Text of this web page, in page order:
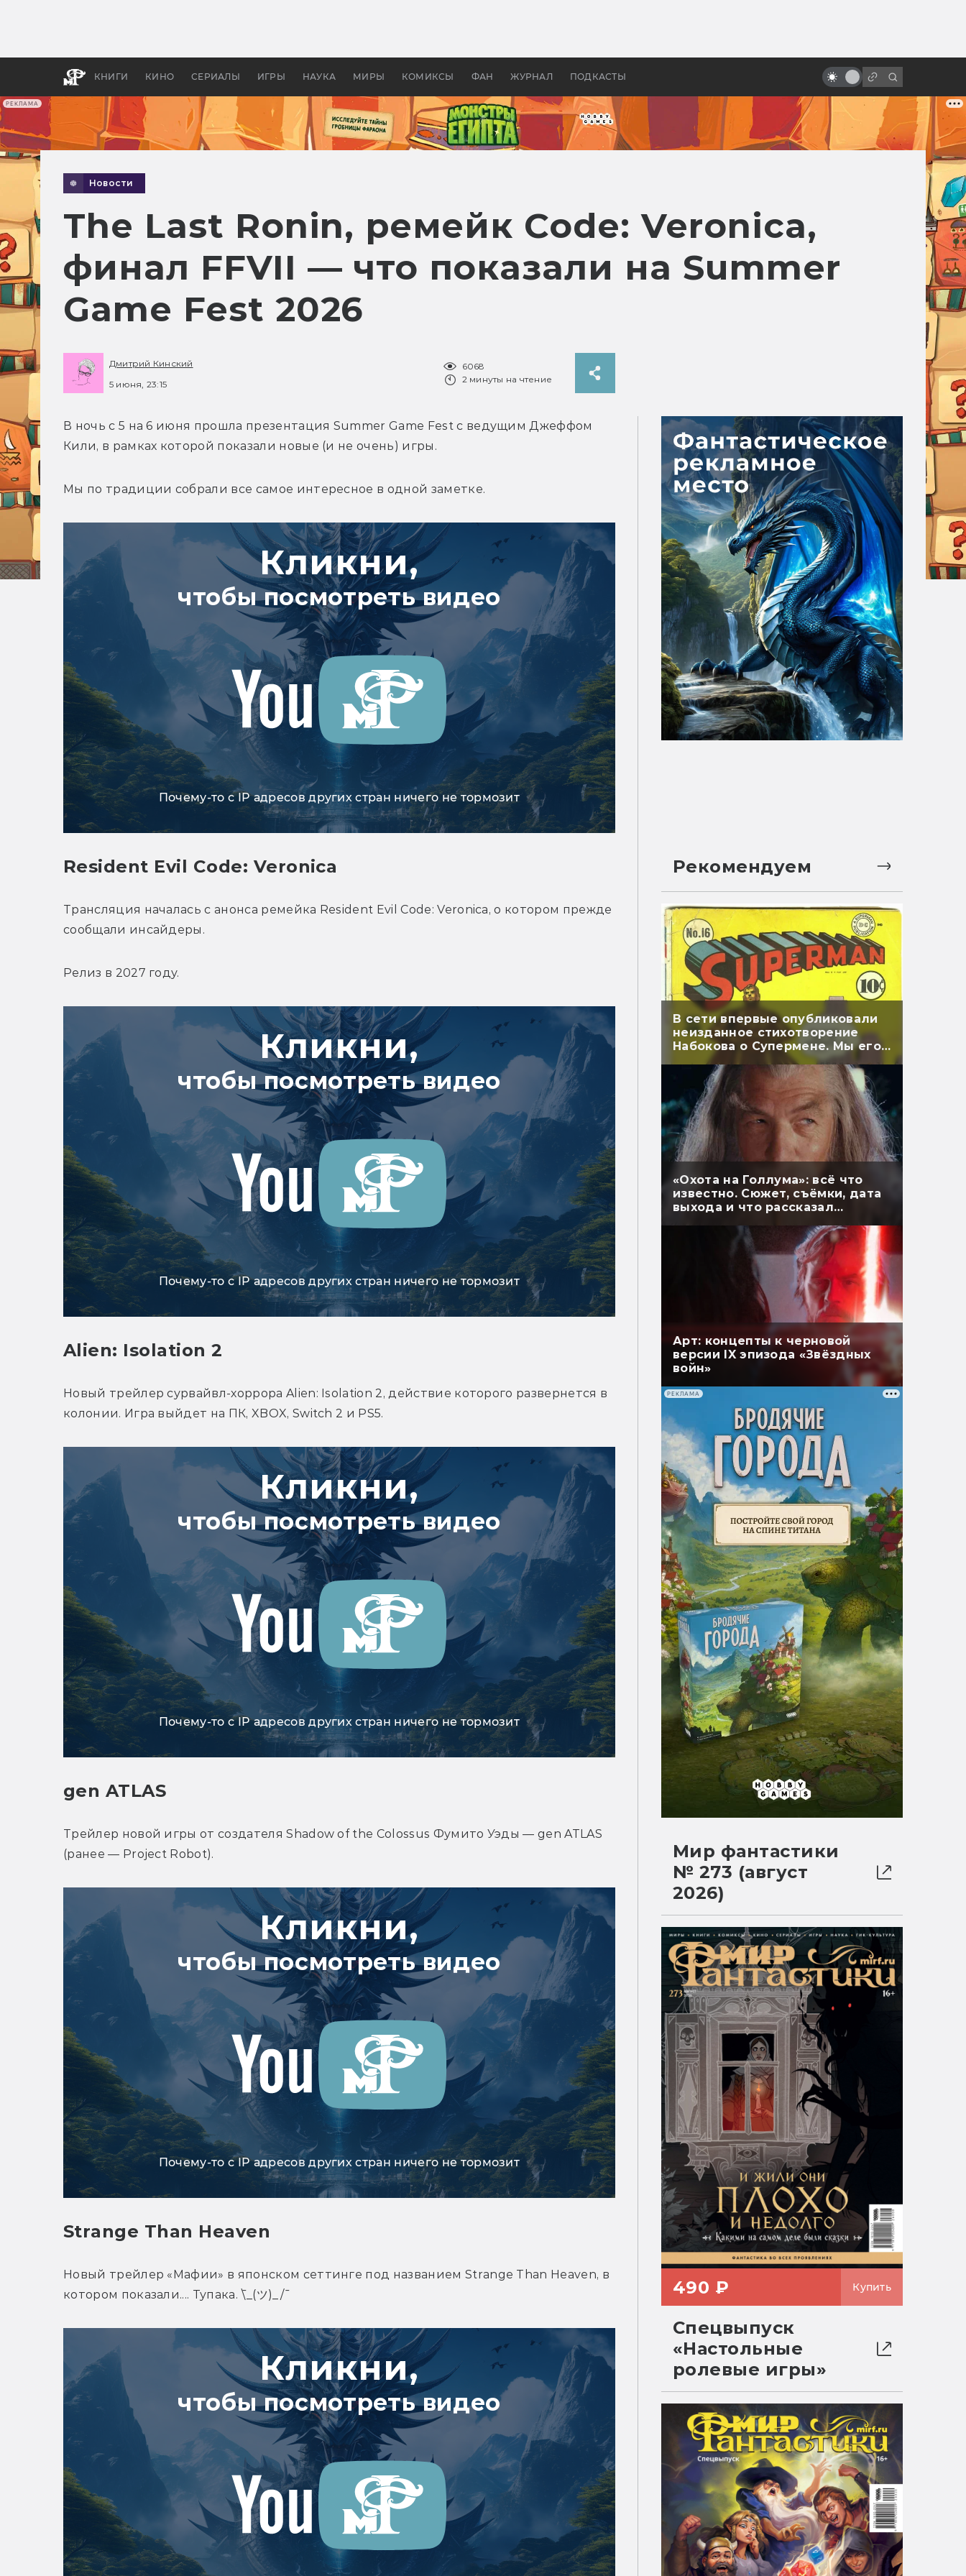
РЕКЛАМА
КНИГИ КИНО СЕРИАЛЫ ИГРЫ НАУКА МИРЫ КОМИКСЫ ФАН ЖУРНАЛ ПОДКАСТЫ
апокалипсис, в России —
бы «Властелина колец»
Сатана и Эминем
Новости
The Last Ronin, ремейк Code: Veronica,
финал FFVII — что показали на Summer
Game Fest 2026
Дмитрий Кинский
5 июня, 23:15
6068
2 минуты на чтение
В ночь с 5 на 6 июня прошла презентация Summer Game Fest с ведущим Джеффом
Кили, в рамках которой показали новые (и не очень) игры.
Мы по традиции собрали все самое интересное в одной заметке.
Кликни,
чтобы посмотреть видео
Почему-то с IP адресов других стран ничего не тормозит
Resident Evil Code: Veronica
Трансляция началась с анонса ремейка Resident Evil Code: Veronica, о котором прежде
сообщали инсайдеры.
Релиз в 2027 году.
Кликни,
чтобы посмотреть видео
Почему-то с IP адресов других стран ничего не тормозит
Alien: Isolation 2
Новый трейлер сурвайвл-хоррора Alien: Isolation 2, действие которого развернется в
колонии. Игра выйдет на ПК, XBOX, Switch 2 и PS5.
Кликни,
чтобы посмотреть видео
Почему-то с IP адресов других стран ничего не тормозит
gen ATLAS
Трейлер новой игры от создателя Shadow of the Colossus Фумито Уэды — gen ATLAS
(ранее — Project Robot).
Кликни,
чтобы посмотреть видео
Почему-то с IP адресов других стран ничего не тормозит
Strange Than Heaven
Новый трейлер «Мафии» в японском сеттинге под названием Strange Than Heaven, в
котором показали.... Тупака. ¯\_(ツ)_/¯
Кликни,
чтобы посмотреть видео
Рекомендуем
В сети впервые опубликовали
неизданное стихотворение
Набокова о Супермене. Мы его
перевели
«Охота на Голлума»: всё что
известно. Сюжет, съёмки, дата
выхода и что рассказал
Арт: концепты к черновой
версии IX эпизода «Звёздных
войн»
РЕКЛАМА
Мир фантастики
№ 273 (август
2026)
490 ₽ Купить
Спецвыпуск
«Настольные
ролевые игры»